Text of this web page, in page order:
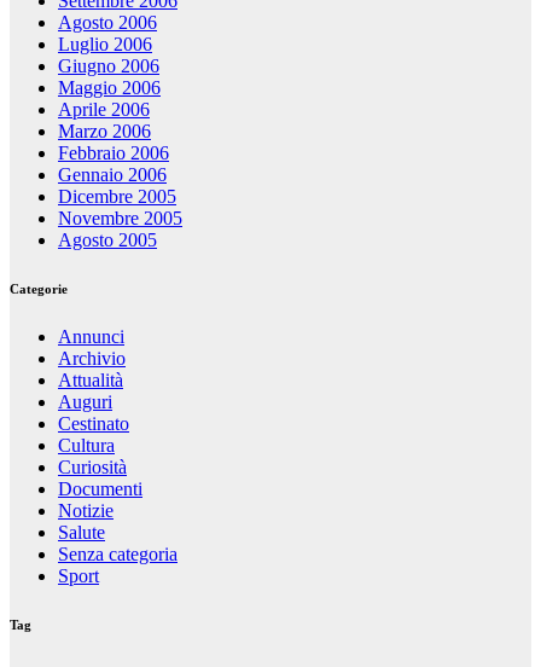
Agosto 2006
Luglio 2006
Giugno 2006
Maggio 2006
Aprile 2006
Marzo 2006
Febbraio 2006
Gennaio 2006
Dicembre 2005
Novembre 2005
Agosto 2005
Categorie
Annunci
Archivio
Attualità
Auguri
Cestinato
Cultura
Curiosità
Documenti
Notizie
Salute
Senza categoria
Sport
Tag